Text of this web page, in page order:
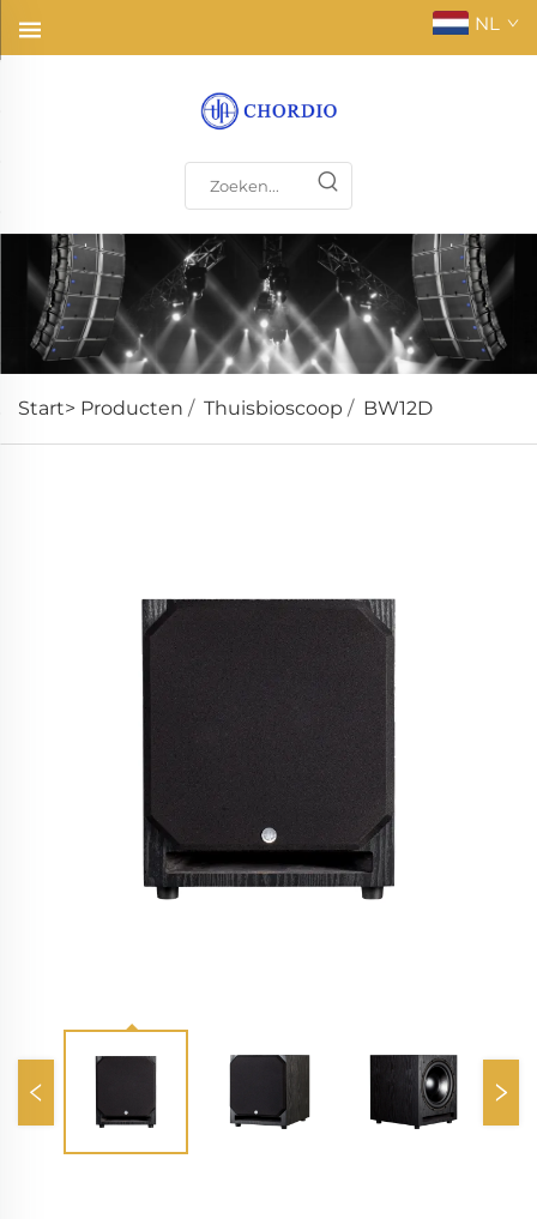
NL
Start> Producten / Thuisbioscoop / BW12D